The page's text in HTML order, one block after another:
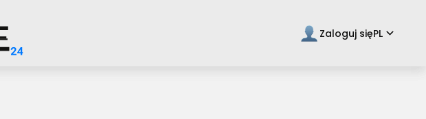
Zaloguj sięPL keyboard_arrow_down